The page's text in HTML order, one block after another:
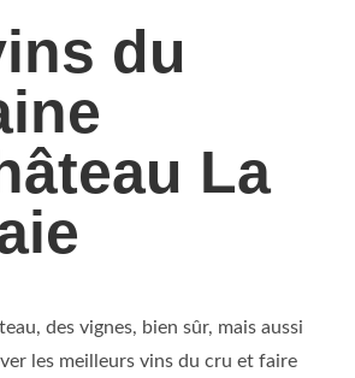
du
La
des vignes, bien sûr, mais aussi
les meilleurs vins du cru et faire